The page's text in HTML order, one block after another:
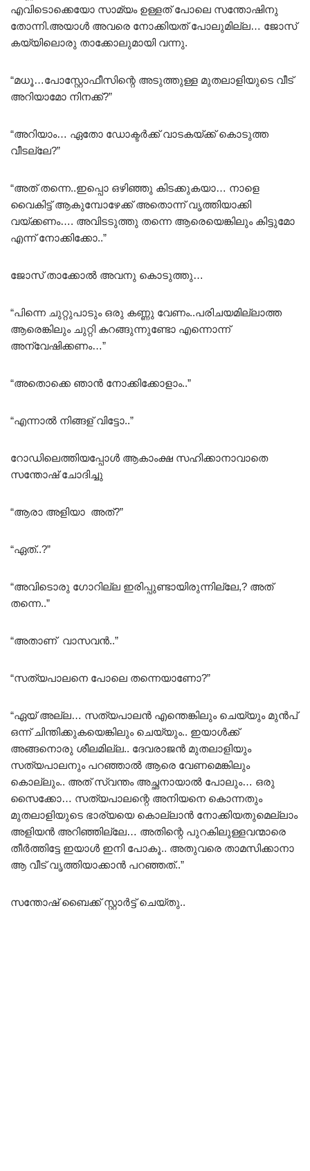
എവിടൊക്കെയോ സാമ്യം ഉള്ളത് പോലെ സന്തോഷിനു
തോന്നി.അയാൾ അവരെ നോക്കിയത് പോലുമില്ല… ജോസ്
കയ്യിലൊരു താക്കോലുമായി വന്നു.
“മധൂ…പോസ്റ്റോഫീസിന്റെ അടുത്തുള്ള മുതലാളിയുടെ വീട്
അറിയാമോ നിനക്ക്?”
“അറിയാം… ഏതോ ഡോക്ടർക്ക് വാടകയ്ക്ക് കൊടുത്ത
വീടല്ലേ?”
“അത് തന്നെ..ഇപ്പൊ ഒഴിഞ്ഞു കിടക്കുകയാ… നാളെ
വൈകിട്ട് ആകുമ്പോഴേക്ക് അതൊന്ന് വൃത്തിയാക്കി
വയ്ക്കണം…. അവിടടുത്തു തന്നെ ആരെയെങ്കിലും കിട്ടുമോ
എന്ന് നോക്കിക്കോ..”
ജോസ് താക്കോൽ അവനു കൊടുത്തു…
“പിന്നെ ചുറ്റുപാടും ഒരു കണ്ണു വേണം..പരിചയമില്ലാത്ത
ആരെങ്കിലും ചുറ്റി കറങ്ങുന്നുണ്ടോ എന്നൊന്ന്
അന്വേഷിക്കണം…”
“അതൊക്കെ ഞാൻ നോക്കിക്കോളാം..”
“എന്നാൽ നിങ്ങള് വിട്ടോ..”
റോഡിലെത്തിയപ്പോൾ ആകാംക്ഷ സഹിക്കാനാവാതെ
സന്തോഷ്‌ ചോദിച്ചു
“ആരാ അളിയാ അത്?”
“ഏത്..?”
“അവിടൊരു ഗോറില്ല ഇരിപ്പുണ്ടായിരുന്നില്ലേ,? അത്
തന്നെ..”
“അതാണ്‌ വാസവൻ..”
“സത്യപാലനെ പോലെ തന്നെയാണോ?”
“ഏയ് അല്ല… സത്യപാലൻ എന്തെങ്കിലും ചെയ്യും മുൻപ്
ഒന്ന് ചിന്തിക്കുകയെങ്കിലും ചെയ്യും.. ഇയാൾക്ക്
അങ്ങനൊരു ശീലമില്ല.. ദേവരാജൻ മുതലാളിയും
സത്യപാലനും പറഞ്ഞാൽ ആരെ വേണമെങ്കിലും
കൊല്ലും.. അത് സ്വന്തം അച്ഛനായാൽ പോലും… ഒരു
സൈക്കോ… സത്യപാലന്റെ അനിയനെ കൊന്നതും
മുതലാളിയുടെ ഭാര്യയെ കൊല്ലാൻ നോക്കിയതുമെല്ലാം
അളിയൻ അറിഞ്ഞില്ലേ… അതിന്റെ പുറകിലുള്ളവന്മാരെ
തീർത്തിട്ടേ ഇയാൾ ഇനി പോകൂ.. അതുവരെ താമസിക്കാനാ
ആ വീട് വൃത്തിയാക്കാൻ പറഞ്ഞത്..”
സന്തോഷ്‌ ബൈക്ക് സ്റ്റാർട്ട്‌ ചെയ്തു..